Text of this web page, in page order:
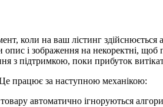
коли на ваш лістинг здійснюється
опис і зображення на некоректні,
з підтримкою, поки прибуток
працює за наступною механікою:
автоматично ігноруються